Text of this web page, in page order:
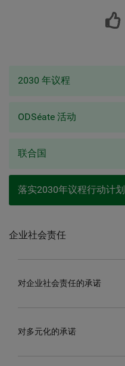
2030 年议程
ODSéate 活动
联合国
落实2030年议程行动计划
企业社会责任
对企业社会责任的承诺
对多元化的承诺